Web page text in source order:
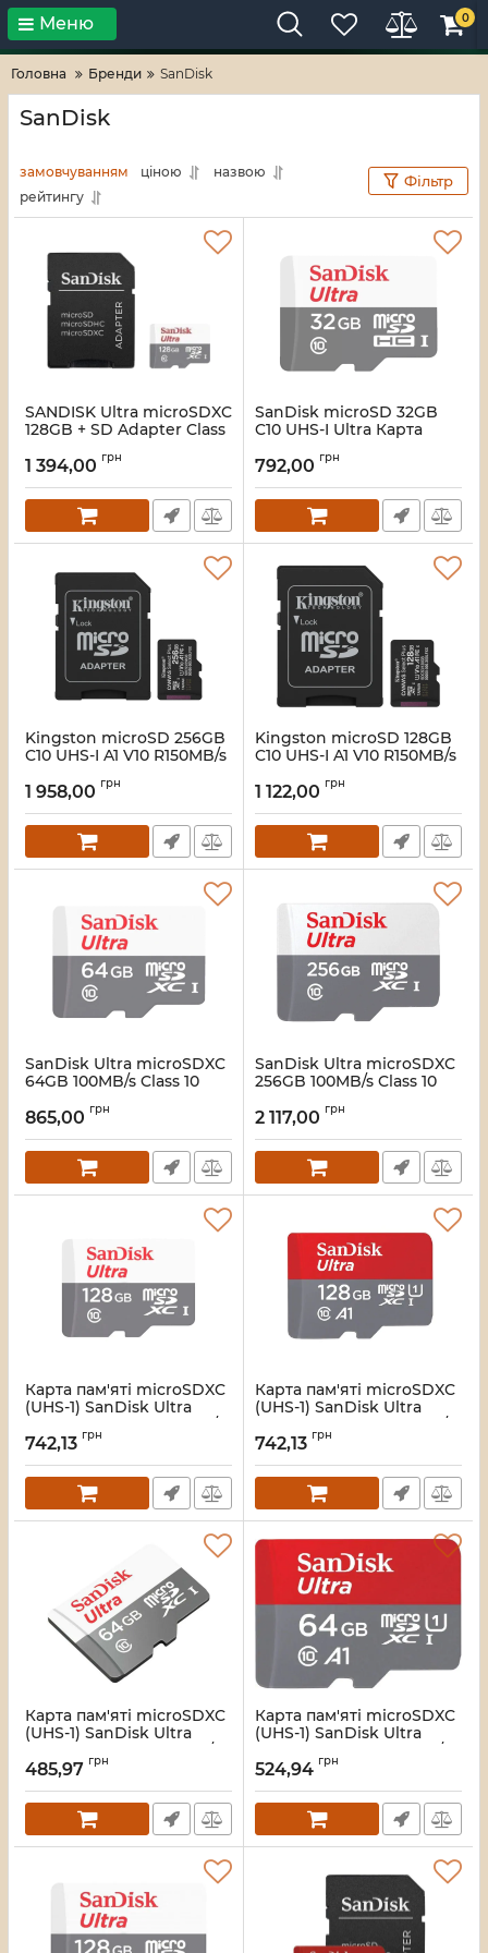
Тільки високі технології! RV-ZAFT
Меню 0
Головна Бренди SanDisk
SanDisk
замовчуванням ціною
назвою
рейтингу
Фільтр
SANDISK Ultra microSDXC
128GB + SD Adapter Class
Артикул:16_119922
1 394,00 грн
SanDisk microSD 32GB
C10 UHS-I Ultra Карта
Артикул: 16_119689
792,00 грн
Kingston microSD 256GB
C10 UHS-I A1 V10 R150MB/s
Артикул:16_118831
1 958,00 грн
Kingston microSD 128GB
C10 UHS-I A1 V10 R150MB/s
Артикул:16_118829
1 122,00 грн
SanDisk Ultra microSDXC
64GB 100MB/s Class 10
Артикул: 16_110984
865,00 грн
SanDisk Ultra microSDXC
256GB 100MB/s Class 10
пам'яті
Артикул:16_110339
2 117,00 грн
Карта пам'яті microSDXC
(UHS-1) SanDisk Ultra
128Gb class 10 A1 (100Mb/s)
(4x6 pack size)
Артикул:7_61658
742,13 грн
Карта пам'яті microSDXC
(UHS-1) SanDisk Ultra
128Gb class 10 A1 (100Mb/s)
(SDSQUNR-128G-GN6MN)
Артикул:7_12322
742,13 грн
Карта пам'яті microSDXC
(UHS-1) SanDisk Ultra
64Gb class 10 A1 (100Mb/s)
(SDSQUNR-064G-GN3MN)
Артикул:7_12321
485,97 грн
Карта пам'яті microSDXC
(UHS-1) SanDisk Ultra
64Gb class 10 A1 (140Mb/s)
(adapter SD) Imaging
064G-GN6IA)
Артикул:7_49324
524,94 грн